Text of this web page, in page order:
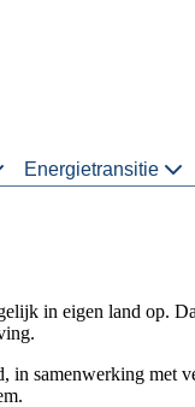
Energietransitie
in eigen land op.
samenwerking met